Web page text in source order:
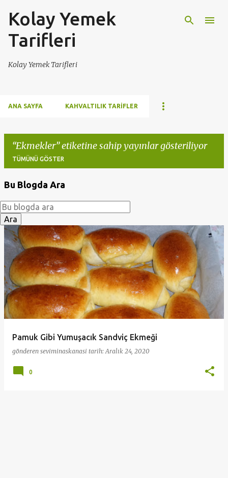
Ana içeriğe atla
Kolay Yemek
Tarifleri
Kolay Yemek Tarifleri
ANA SAYFA KAHVALTILIK TARIFLER
Ekmekler etiketine sahip yayınlar gösteriliyor
TÜMÜNÜ GÖSTER
a
y
a
r
Bu Blogda Ara
Pamuk Gibi Yumuşacık Sandviç Ekmeği
gönderen seviminaskanasi tarih:Aralık 24, 2020
0